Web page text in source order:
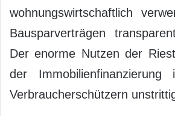
wohnungswirtschaftlich
Bausparverträgen
Der enorme Nutzen der
der
Verbraucherschützern